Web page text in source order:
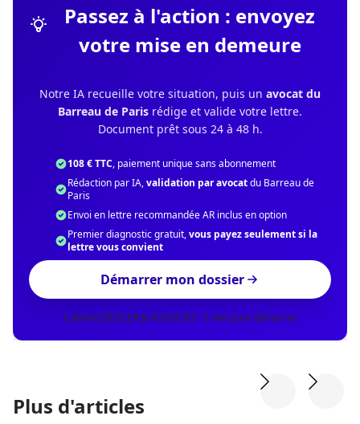
Passez à l'action : envoyez
votre mise en demeure
Notre IA recueille votre situation, puis un avocat du
Barreau de Paris rédige et valide votre lettre.
Document prêt sous 24 à 48 h.
108 € TTC, paiement unique sans abonnement
Rédaction par IA,validation par avocatdu Barreau de
Paris
Envoi en lettre recommandée AR inclus en option
Premier diagnostic gratuit,vous payez seulement si la
lettre vous convient
Démarrer mon dossier
Cabinet ZIEGLER & ASSOCIÉS · 5 min pour démarrer
Plus d'articles